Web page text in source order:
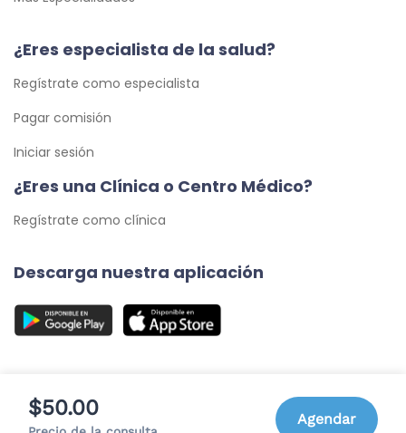
$50.00 Agendar
¿Eres especialista de la salud?
Regístrate como especialista
Pagar comisión
Iniciar sesión
¿Eres una Clínica o Centro Médico?
Regístrate como clínica
Descarga nuestra aplicación
© 2026 Cita Médica 24/7, C.A. - Todos los Derechos